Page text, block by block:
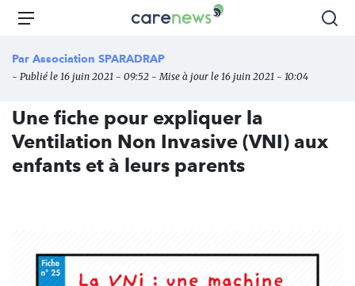
Aller
principal
Carenews,
média
des
l'engagement
Menu
Par Association SPARADRAP
- Publié le 16 juin 2021 - 09:52 - Mise à jour le 16 juin 2021 - 10:04
Une fiche pour expliquer la
Ventilation Non Invasive (VNI) aux
enfants et à leurs parents